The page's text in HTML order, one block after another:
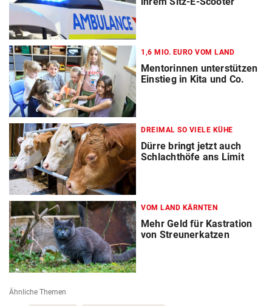
1,6 MIO. EURO VOM LAND
Mentorinnen unterstützen
Einstieg in Kita und Co.
DREIMAL SO VIELE KÜHE
Dürre bringt jetzt auch
Schlachthöfe ans Limit
VOM LAND KÄRNTEN
Mehr Geld für Kastration
von Streunerkatzen
Ähnliche Themen